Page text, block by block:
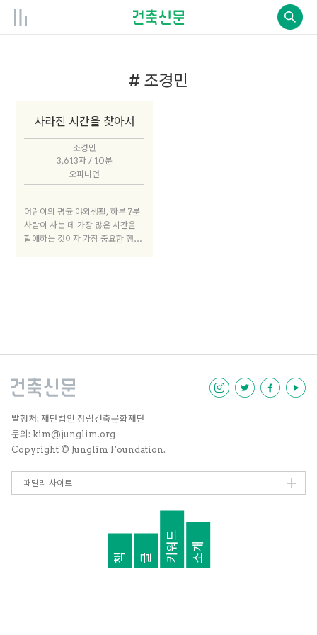
# 조경민
사라진 시간을 찾아서
조경민
3,613자 / 10분
오피니언
어린이의 평균 야외생활, 하루 7분
사람이 사는 데 가장 많은 시간을
할애하는 것이자 가장 중요한 행위
발행처: 재단법인 정림건축문화재단
문의: kim@junglim.org
Copyright © Junglim Foundation.
책 글 키워드 소개
패밀리 사이트